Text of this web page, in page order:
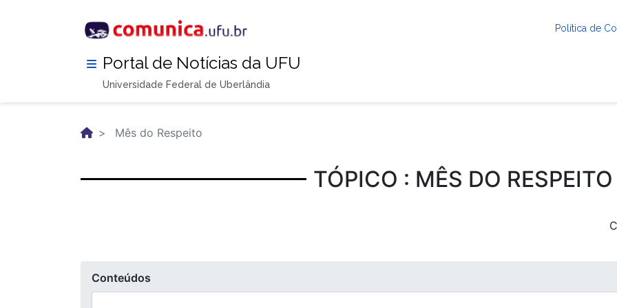
Política de
Portal de Notícias da UFU
Universidade Federal de Uberlândia
Mês do Respeito
TÓPICO : MÊS DO RESPEITO
Conteúdos